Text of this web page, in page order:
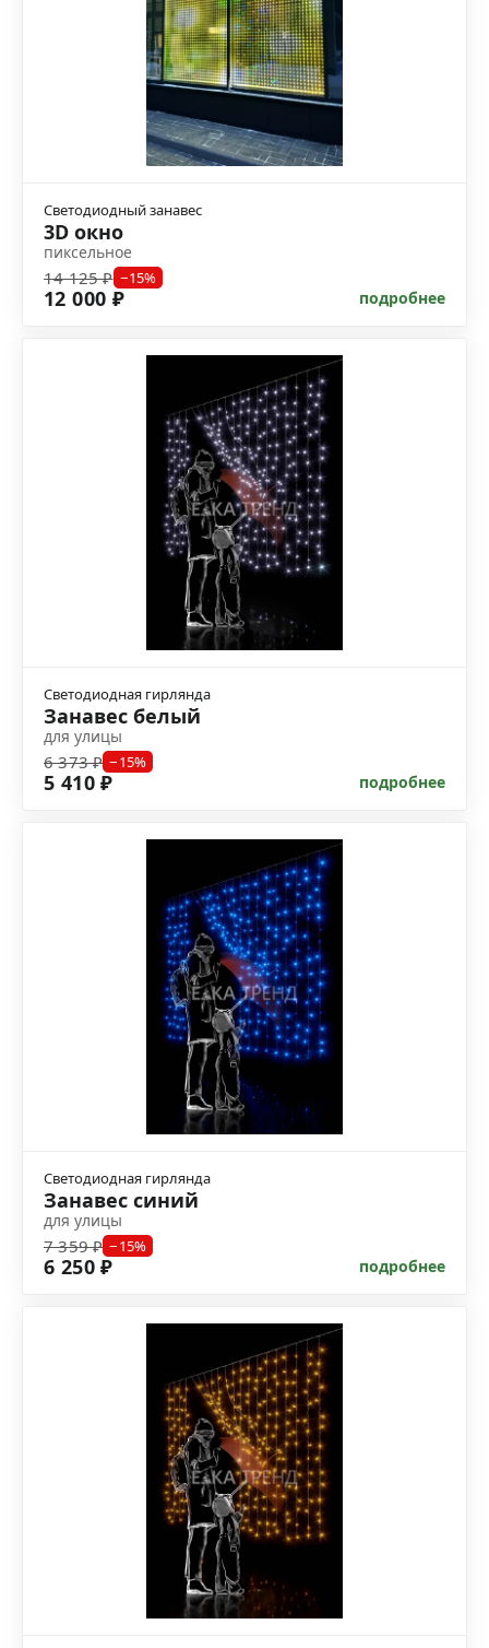
Светодиодный занавес
3D окно
пиксельное
14 125 ₽ −15%
12 000 ₽ подробнее
Светодиодная гирлянда
Занавес белый
для улицы
6 373 ₽ −15%
5 410 ₽ подробнее
Светодиодная гирлянда
Занавес синий
для улицы
7 359 ₽ −15%
6 250 ₽ подробнее